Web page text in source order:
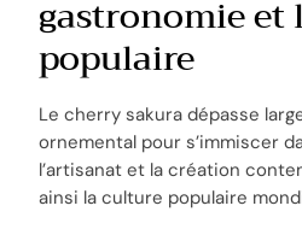
gastronomie et
populaire
Le cherry sakura dépasse
ornemental pour s’immiscer
l’artisanat et la création
ainsi la culture populaire